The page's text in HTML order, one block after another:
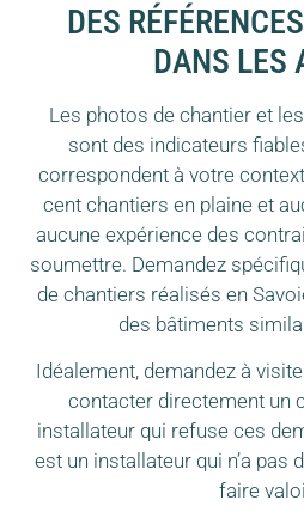
DES
DANS LES
Les photos de chantier et
sont des indicateurs
correspondent à votre
cent chantiers en plaine et
aucune expérience des
soumettre. Demandez
de chantiers réalisés en
des bâtiments
Idéalement, demandez à
contacter directement un
installateur qui refuse ces
est un installateur qui n’a pas
faire